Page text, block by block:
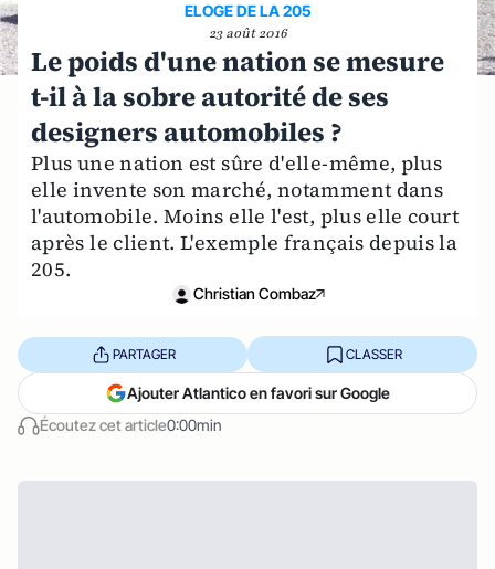
ELOGE DE LA 205
23 août 2016
Le poids d'une nation se mesure
t-il à la sobre autorité de ses
designers automobiles ?
Plus une nation est sûre d'elle-même, plus
elle invente son marché, notamment dans
l'automobile. Moins elle l'est, plus elle court
après le client. L'exemple français depuis la
205.
Christian Combaz
Écoutez cet article0:00min
PARTAGER CLASSER
Ajouter Atlantico en favori sur Google